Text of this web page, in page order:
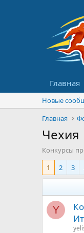
Главная
Новые
Главная
Чехия
Конкурсы
1
2 3
Y